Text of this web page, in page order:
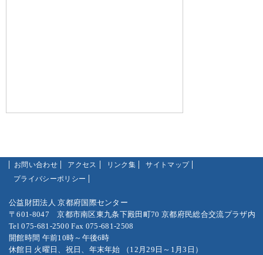
お問い合わせ アクセス リンク集
サイトマップ
プライバシーポリシー
公益財団法人 京都府国際センター
〒601-8047 京都市南区東九条下殿田町70 京都府民総合交流プラザ内
Tel 075-681-2500 Fax 075-681-2508
開館時間 午前10時～午後6時
休館日 火曜日、祝日、年末年始 （12月29日～1月3日）